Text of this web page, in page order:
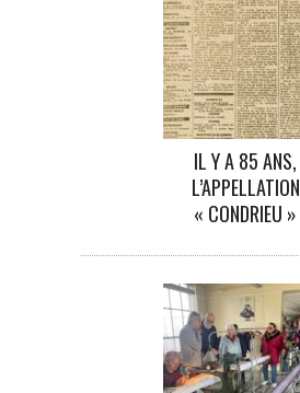
IL Y A 85 ANS,
L’APPELLATION
« CONDRIEU »